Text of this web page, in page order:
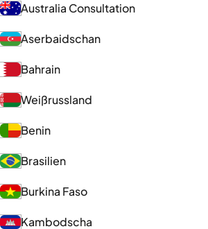
Australia Consultation
Aserbaidschan
Bahrain
Weißrussland
Benin
Brasilien
Burkina Faso
Kambodscha